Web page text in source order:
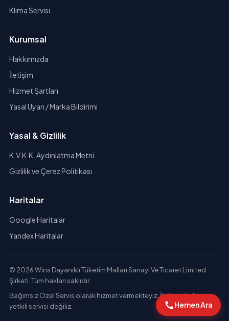
Klima Servisi
Kurumsal
Hakkımızda
İletişim
Hizmet Şartları
Yasal Uyarı / Marka Bildirimi
Yasal & Gizlilik
K.V.K.K. Aydınlatma Metni
Gizlilik ve Çerez Politikası
Haritalar
Google Haritalar
Yandex Haritalar
© 2026 Wins Dayanıklı Tüketim Malları Sanayi Ve Ticaret Limited
Şirketi. Tüm hakları saklıdır.
Bağımsız Özel Servis olarak hizmet vermekteyiz. İlgili markaların
yetkili servisi değiliz.
Hemen Ara